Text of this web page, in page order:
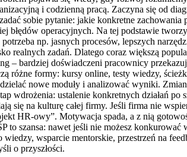
i codzienną pracą. Zaczyna się od
sobie pytanie: jakie konkretne
błędów operacyjnych. Na tej podstawie
np. jasnych procesów, lepszych
realnych zadań. Dlatego coraz większą
– bardziej doświadczeni pracownicy
różne formy: kursy online, testy wiedzy,
nowe moduły i analizować wyniki.
wdrożenia: ustalenie konkretnych działań
się na kulturę całej firmy. Jeśli firma nie
HR-owy”. Motywacja spada, a z nią
szansa: nawet jeśli nie możesz
wsparcie mentorskie, przestrzeń na
o przyszłości.